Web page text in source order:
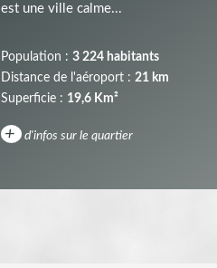
est une ville calme...
Population : 3 224 habitants
Distance de l'aéroport : 21 km
Superficie : 19,6 Km²
+ d'infos sur le quartier